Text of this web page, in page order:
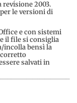
revisione 2003.
le versioni di
e con sistemi
il file si consiglia
incolla bensì la
salvati in